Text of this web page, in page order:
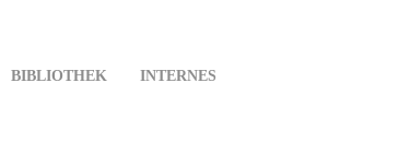
BIBLIOTHEK INTERNES